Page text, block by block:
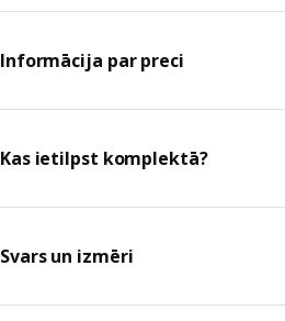
Informācija par preci
Kas ietilpst komplektā?
Svars un izmēri